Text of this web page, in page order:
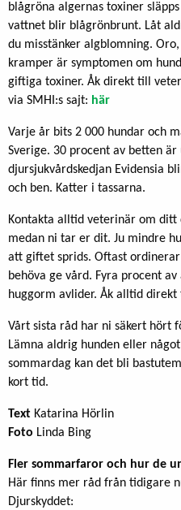
blågröna algernas toxiner
vattnet blir blågrönbrunt. Låt
du misstänker algblomning.
kramper är symptomen om
giftiga toxiner. Åk direkt till
via SMHI:s sajt: här
Varje år bits 2 000 hundar och
Sverige. 30 procent av betten
djursjukvårdskedjan Evidensia
och ben. Katter i tassarna.
Kontakta alltid veterinär om
medan ni tar er dit. Ju mindre
att giftet sprids. Oftast
behöva ge vård. Fyra procent
huggorm avlider. Åk alltid
Vårt sista råd har ni säkert hört
Lämna aldrig hunden eller
sommardag kan det bli
kort tid.
Text Katarina Hörlin
Foto Linda Bing
Fler sommarfaror och hur de
Här finns mer råd från tidigare
Djurskyddet: